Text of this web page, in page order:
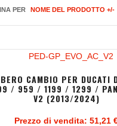
PER NOME DEL PRODOTTO +/-
CAMBIO PER DUCATI
/ 959 / 1199 / 1299 /
V2 (2013/2024)
Prezzo di vendita:51,21